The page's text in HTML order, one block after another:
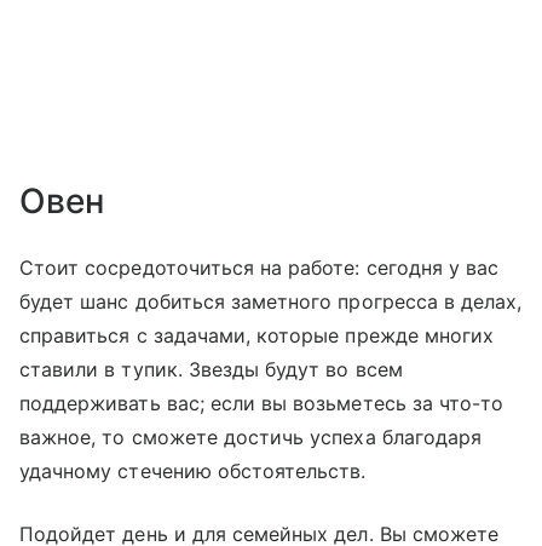
Овен
Стоит сосредоточиться на работе: сегодня у вас
будет шанс добиться заметного прогресса в делах,
справиться с задачами, которые прежде многих
ставили в тупик. Звезды будут во всем
поддерживать вас; если вы возьметесь за что-то
важное, то сможете достичь успеха благодаря
удачному стечению обстоятельств.
Подойдет день и для семейных дел. Вы сможете